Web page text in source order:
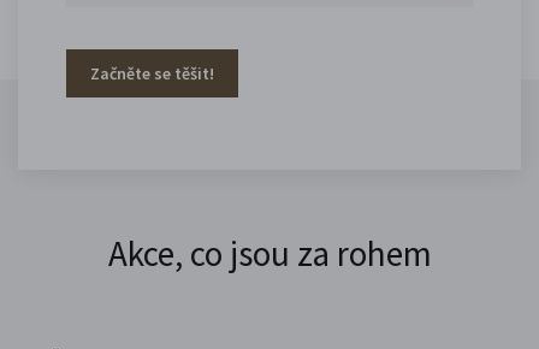
Začněte se těšit!
Akce, co jsou za rohem